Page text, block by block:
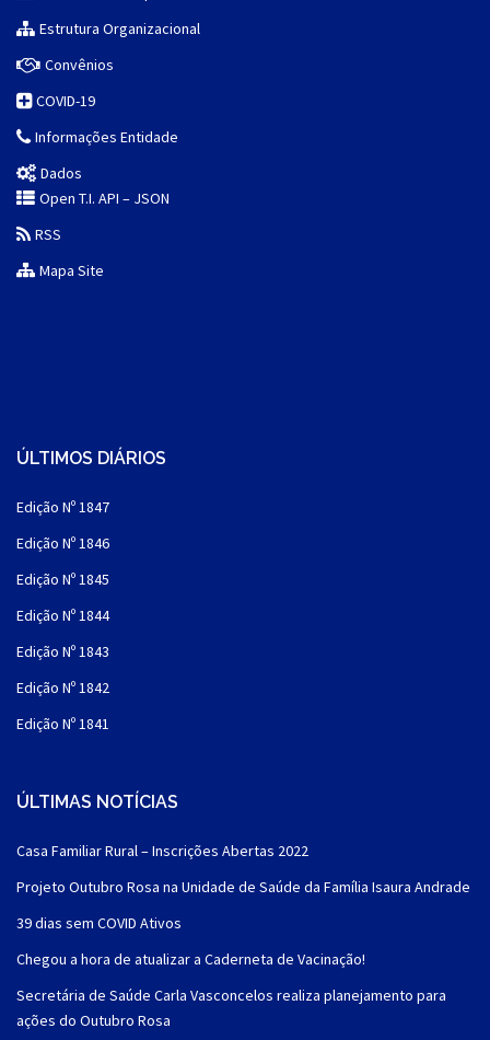
Estrutura Organizacional
Convênios
COVID-19
Informações Entidade
Dados
Open T.I. API – JSON
RSS
Mapa Site
ÚLTIMOS DIÁRIOS
Edição Nº 1847
Edição Nº 1846
Edição Nº 1845
Edição Nº 1844
Edição Nº 1843
Edição Nº 1842
Edição Nº 1841
ÚLTIMAS NOTÍCIAS
Casa Familiar Rural – Inscrições Abertas 2022
Projeto Outubro Rosa na Unidade de Saúde da Família Isaura Andrade
39 dias sem COVID Ativos
Chegou a hora de atualizar a Caderneta de Vacinação!
Secretária de Saúde Carla Vasconcelos realiza planejamento para
ações do Outubro Rosa